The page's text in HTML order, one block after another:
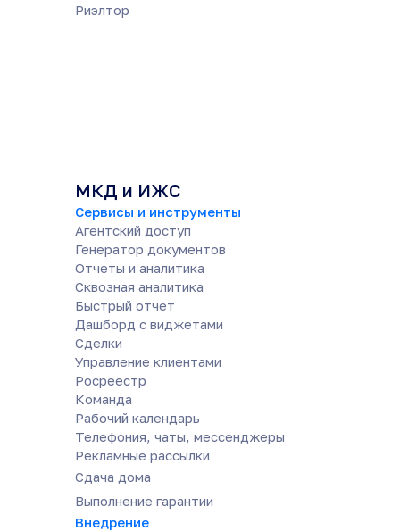
МКД и ИЖС
Сервисы и инструменты
Агентский доступ
Генератор документов
Отчеты и аналитика
Сквозная аналитика
Быстрый отчет
Дашборд с виджетами
Сделки
Управление клиентами
Росреестр
Команда
Рабочий календарь
Телефония, чаты, мессенджеры
Рекламные рассылки
Сдача дома
Выполнение гарантии
Внедрение
Риэлтор